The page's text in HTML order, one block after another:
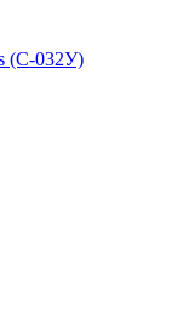
(С-032У)